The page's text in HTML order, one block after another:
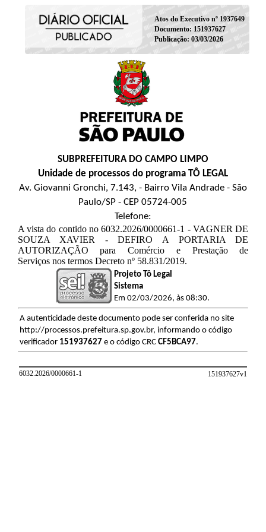
Atos do Executivo nº 1937649
Documento: 151937627
Publicação: 03/03/2026
SUBPREFEITURA DO CAMPO LIMPO
Unidade de processos do programa TÔ LEGAL
Av. Giovanni Gronchi, 7.143, - Bairro Vila Andrade - São
Paulo/SP - CEP 05724-005
Telefone:
A vista do contido no 6032.2026/0000661-1 - VAGNER DE
SOUZA XAVIER - DEFIRO A PORTARIA DE
AUTORIZAÇÃO para Comércio e Prestação de
Serviços nos termos Decreto nº 58.831/2019.
Projeto Tô Legal
Sistema
Em 02/03/2026, às 08:30.
A autenticidade deste documento pode ser conferida no site
http://processos.prefeitura.sp.gov.br, informando o código
verificador 151937627e o código CRC CF5BCA97.
6032.2026/0000661-1 151937627v1